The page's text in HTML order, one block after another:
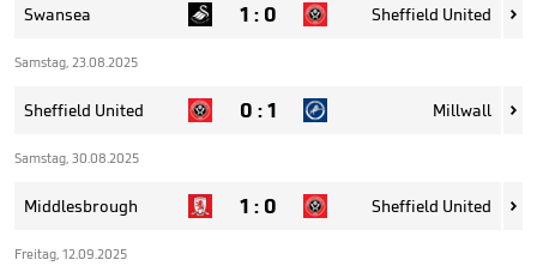
Swansea 1 : 0 Sheffield United 
Samstag, 23.08.2025
Sheffield United 0 :1 Millwall 
Samstag, 30.08.2025
Middlesbrough 1 : 0 Sheffield United 
Freitag, 12.09.2025